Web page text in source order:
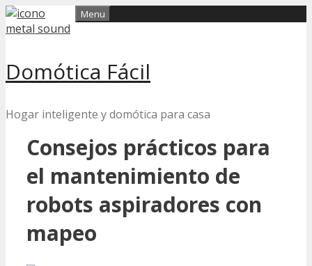
Skip
to
Domótica Fácil
Hogar inteligente y domótica para casa
Menu
Consejos prácticos para
el mantenimiento de
robots aspiradores con
mapeo